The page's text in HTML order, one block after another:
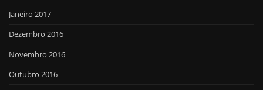
Janeiro 2017
Dezembro 2016
Novembro 2016
Outubro 2016